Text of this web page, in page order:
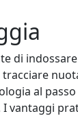
di
tracciare
al
vantaggi